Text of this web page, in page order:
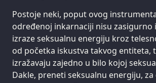
Postoje neki, poput ovog
određenoj inkarnaciji nisu zasigurno
izraze seksualnu energiju kroz
od početka iskustva takvog entiteta,
izražavaju zajedno u bilo kojoj
Dakle, preneti seksualnu energiju, za